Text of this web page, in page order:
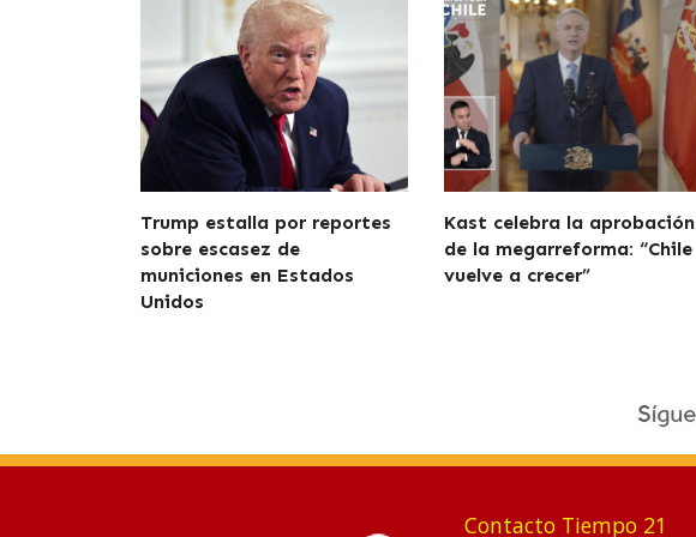
Trump estalla por reportes
sobre escasez de
municiones en Estados
Unidos
Kast celebra la aprobación
de la megarreforma: “Chile
vuelve a crecer”
Contacto Tiempo 21